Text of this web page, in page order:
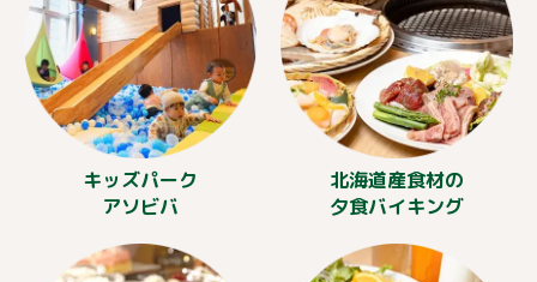
キッズパーク
アソビバ
北海道産食材の
夕食バイキング